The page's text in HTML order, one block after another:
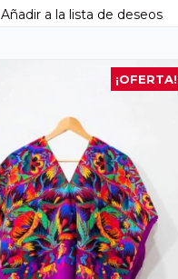
Añadir a la lista de deseos
¡OFERTA!